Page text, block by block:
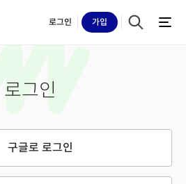
로그인 가입
로그인
구글로 로그인